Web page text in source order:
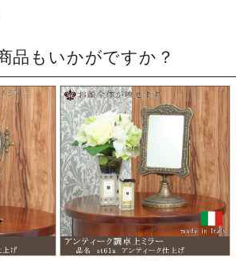
品もいかがですか？